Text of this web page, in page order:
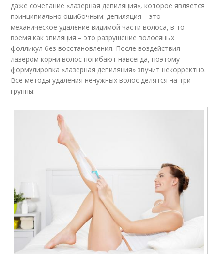
даже сочетание «лазерная депиляция», которое является
принципиально ошибочным: депиляция – это
механическое удаление видимой части волоса, в то
время как эпиляция – это разрушение волосяных
фолликул без восстановления. После воздействия
лазером корни волос погибают навсегда, поэтому
формулировка «лазерная депиляция» звучит некорректно.
Все методы удаления ненужных волос делятся на три
группы: